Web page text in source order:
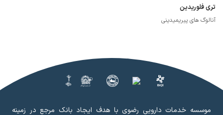
تری فلوریدین
آنالوگ های پیریمیدینی
موسسه خدمات دارویی رضوی با هدف ایجاد بانک مرجع در زمینه